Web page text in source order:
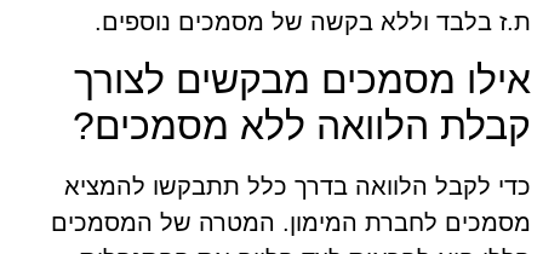
ת.ז בלבד וללא בקשה של מסמכים נוספים.
אילו מסמכים מבקשים לצורך
קבלת הלוואה ללא מסמכים?
כדי לקבל הלוואה בדרך כלל תתבקשו להמציא
מסמכים לחברת המימון. המטרה של המסמכים